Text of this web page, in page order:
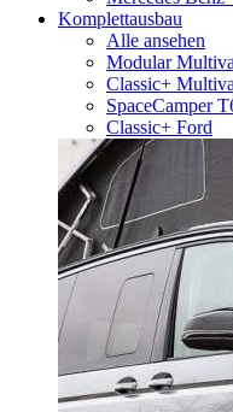
Komplettausbau
Alle ansehen
Modular
Classic+
SpaceCamper
Classic+ Ford